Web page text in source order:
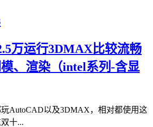
万运行3DMAX比较流畅
、渲染（intel系列-含显
AutoCAD以及3DMAX，相对都使用这
十...